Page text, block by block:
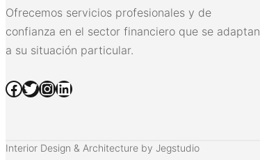
Ofrecemos servicios profesionales y de
confianza en el sector financiero que se adaptan
a su situación particular.
Facebook Twitter InstagramLinkedIn
Interior Design & Architecture by Jegstudio